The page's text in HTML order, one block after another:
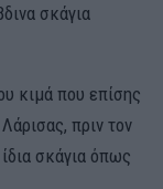
σκάγια
κιμά που επίσης
πριν τον
σκάγια όπως